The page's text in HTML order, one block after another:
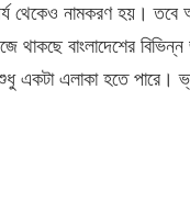
থেকেও নামকরণ হয়। তবে
বাংলাদেশের বিভিন্ন
একটা এলাকা হতে পারে।